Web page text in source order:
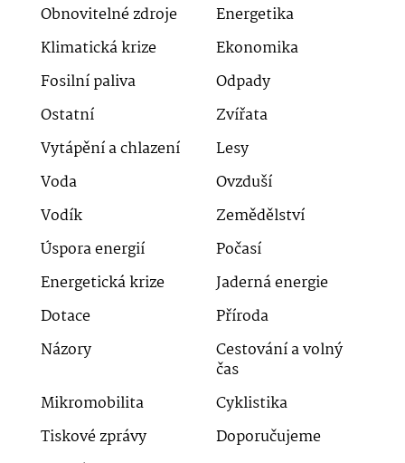
Obnovitelné zdroje
Energetika
Klimatická krize
Ekonomika
Fosilní paliva
Odpady
Ostatní
Zvířata
Vytápění a chlazení
Lesy
Voda
Ovzduší
Vodík
Zemědělství
Úspora energií
Počasí
Energetická krize
Jaderná energie
Dotace
Příroda
Názory
Cestování a volný
čas
Mikromobilita
Cyklistika
Tiskové zprávy
Doporučujeme